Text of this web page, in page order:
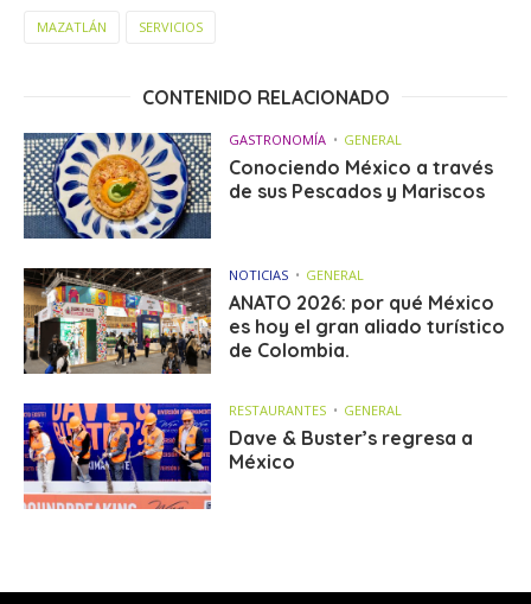
MAZATLÁN SERVICIOS
CONTENIDO RELACIONADO
GASTRONOMÍA GENERAL
Conociendo México a través
de sus Pescados y Mariscos
NOTICIAS GENERAL
ANATO 2026: por qué México
es hoy el gran aliado turístico
de Colombia.
RESTAURANTES GENERAL
Dave & Buster’s regresa a
México